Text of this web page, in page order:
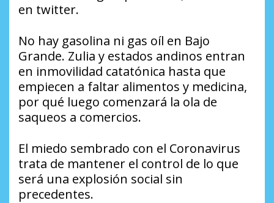
en twitter.
No hay gasolina ni gas oíl en Bajo
Grande. Zulia y estados andinos entran
en inmovilidad catatónica hasta que
empiecen a faltar alimentos y medicina,
por qué luego comenzará la ola de
saqueos a comercios.
El miedo sembrado con el Coronavirus
trata de mantener el control de lo que
será una explosión social sin
precedentes.